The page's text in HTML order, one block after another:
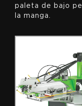
paleta de bajo
la manga.